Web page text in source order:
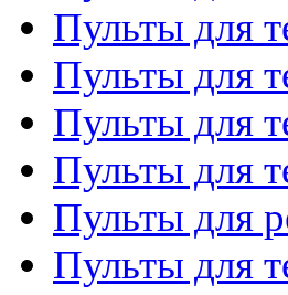
Пульты для
Пульты для
Пульты для
Пульты для
Пульты для
Пульты для